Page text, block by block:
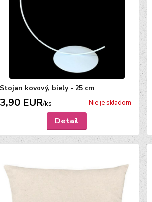
Stojan kovový, biely - 25 cm
3,90 EUR/ks Nie je skladom
Detail